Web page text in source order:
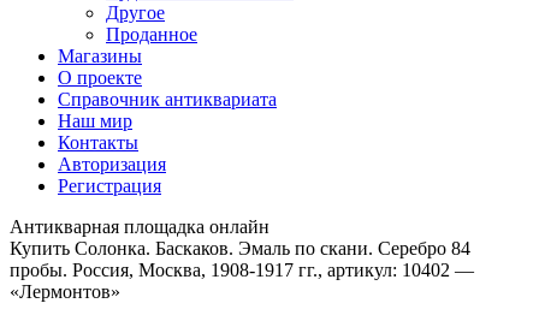
Другое
Проданное
Магазины
О проекте
Справочник антиквариата
Наш мир
Контакты
Авторизация
Регистрация
Антикварная площадка онлайн
Купить Солонка. Баскаков. Эмаль по скани. Серебро 84
пробы. Россия, Москва, 1908-1917 гг., артикул: 10402 —
«Лермонтов»